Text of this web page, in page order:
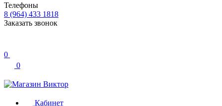
Телефоны
8 (964) 433 1818
Заказать звонок
0
0
Кабинет